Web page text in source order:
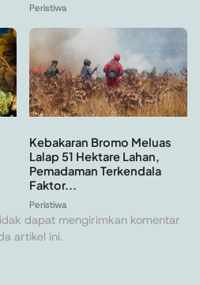
Peristiwa
Kebakaran Bromo Meluas
Lalap 51 Hektare Lahan,
Pemadaman Terkendala
Faktor...
Peristiwa
dapat mengirimkan komentar
artikel ini.